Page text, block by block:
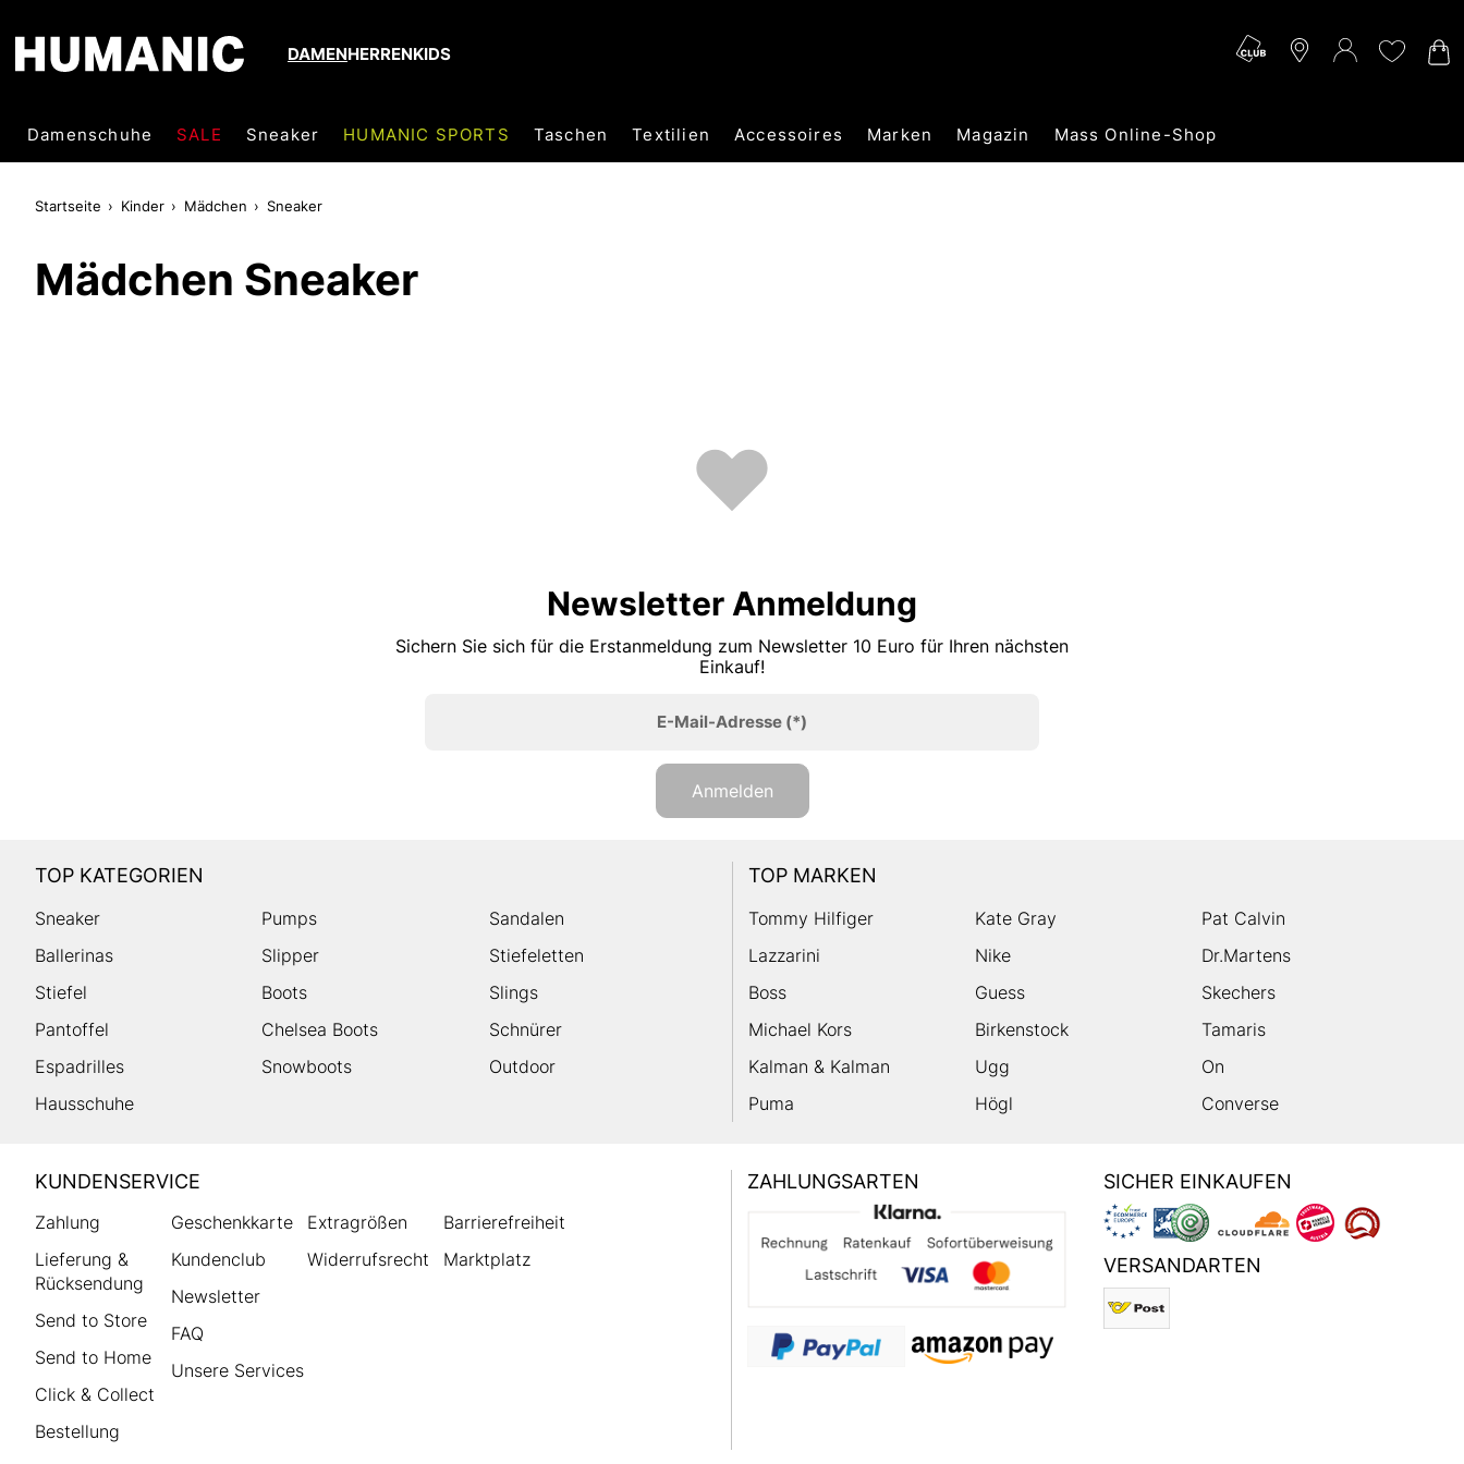
DAMENHERRENKIDS
Damenschuhe SALE Sneaker HUMANIC SPORTS Taschen Textilien Accessoires Marken Magazin Mass Online-Shop
Startseite Kinder Mädchen Sneaker
Mädchen Sneaker
Newsletter Anmeldung
Sichern Sie sich für die Erstanmeldung zum Newsletter 10 Euro für Ihren nächsten
Einkauf!
E-Mail-Adresse(*)
Anmelden
TOP KATEGORIEN
Sneaker Pumps
Sandalen
Ballerinas
Slipper
Stiefeletten
Stiefel
Boots
Slings
Pantoffel
Chelsea Boots
Schnürer
Espadrilles
Snowboots
Outdoor
Hausschuhe
TOP MARKEN
Tommy Hilfiger Kate Gray
Pat Calvin
Lazzarini
Nike
Dr.Martens
Boss
Guess
Skechers
Michael Kors
Birkenstock
Tamaris
Kalman & Kalman
Ugg
On
Puma
Högl Converse
HUMANIC
Footer
KUNDENSERVICE
Zahlung
Lieferung &
Rücksendung
Send to Store
Send to Home
Click & Collect
Bestellung
Geschenkkarte
Kundenclub
Newsletter
FAQ
Unsere Services
Extragrößen
Widerrufsrecht
Barrierefreiheit
Marktplatz
ZAHLUNGSARTEN SICHER EINKAUFEN
VERSANDARTEN